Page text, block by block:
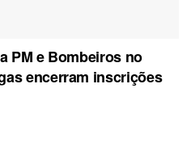
PM e Bombeiros no
encerram inscrições